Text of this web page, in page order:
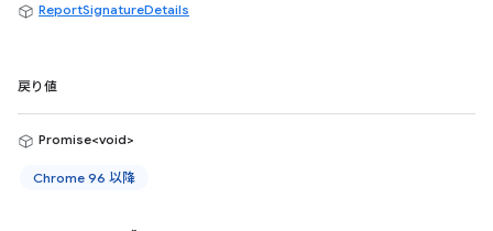
ReportSignatureDetails
戻り値
Promise<void>
Chrome 96 以降